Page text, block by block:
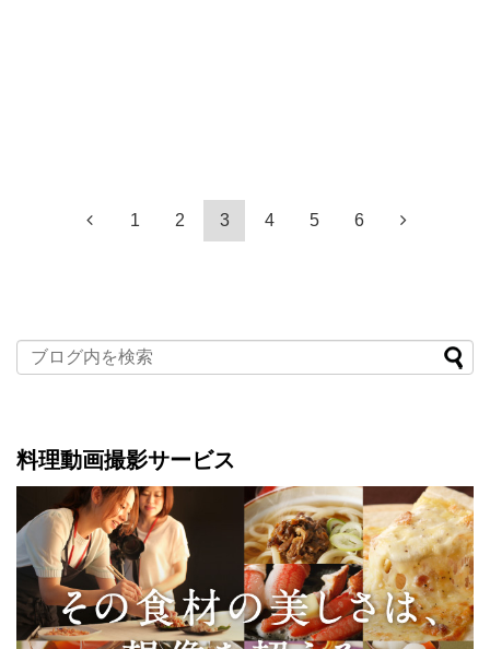
1 2 3 4 5 6
料理動画撮影サービス